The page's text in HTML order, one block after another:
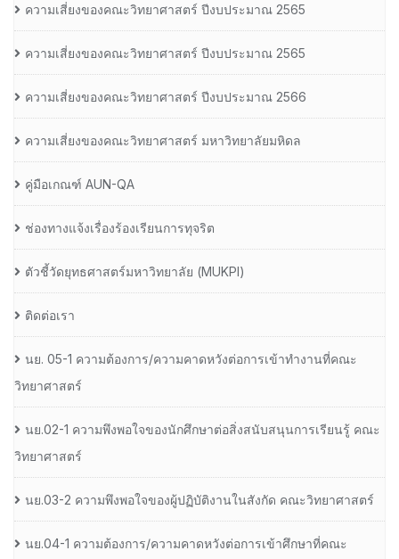
ความเสี่ยงของคณะวิทยาศาสตร์ ปีงบประมาณ 2565
ความเสี่ยงของคณะวิทยาศาสตร์ ปีงบประมาณ 2565
ความเสี่ยงของคณะวิทยาศาสตร์ ปีงบประมาณ 2566
ความเสี่ยงของคณะวิทยาศาสตร์ มหาวิทยาลัยมหิดล
คู่มือเกณฑ์ AUN-QA
ช่องทางแจ้งเรื่องร้องเรียนการทุจริต
ตัวชี้วัดยุทธศาสตร์มหาวิทยาลัย (MUKPI)
ติดต่อเรา
นย. 05-1 ความต้องการ/ความคาดหวังต่อการเข้าทำงานที่คณะ
วิทยาศาสตร์
นย.02-1 ความพึงพอใจของนักศึกษาต่อสิ่งสนับสนุนการเรียนรู้ คณะ
วิทยาศาสตร์
นย.03-2 ความพึงพอใจของผู้ปฏิบัติงานในสังกัด คณะวิทยาศาสตร์
นย.04-1 ความต้องการ/ความคาดหวังต่อการเข้าศึกษาที่คณะ